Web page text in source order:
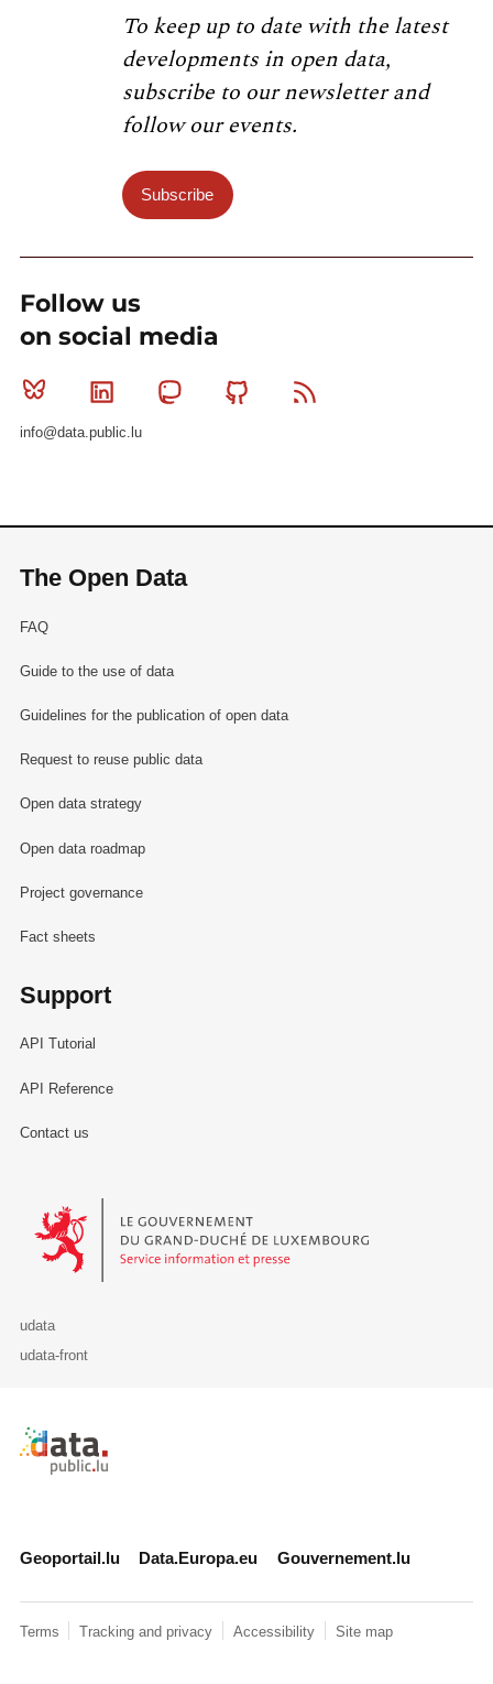
To keep up to date with the latest
developments in open data,
subscribe to our newsletter and
follow our events.
Subscribe
Follow us
on social media
Bluesky Linkedin MastodonGithub
info@data.public.lu
The Open Data
FAQ
Guide to the use of data
Guidelines for the publication of open data
Request to reuse public data
Open data strategy
Open data roadmap
Project governance
Fact sheets
Support
API Tutorial
API Reference
Contact us
Le Gouvernement du Grand-Duché de Luxembourg - Service
udata
udata-front
Retour à l'accueil de data.public.lu
Geoportail.lu Data.Europa.eu Gouvernement.lu
Terms Tracking and privacy Accessibility Site map